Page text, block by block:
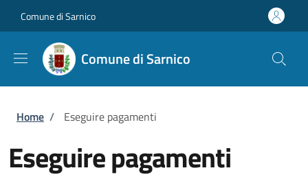
Comune di Sarnico
Comune di Sarnico
Briciole di pane
Home / Eseguire pagamenti
Eseguire pagamenti